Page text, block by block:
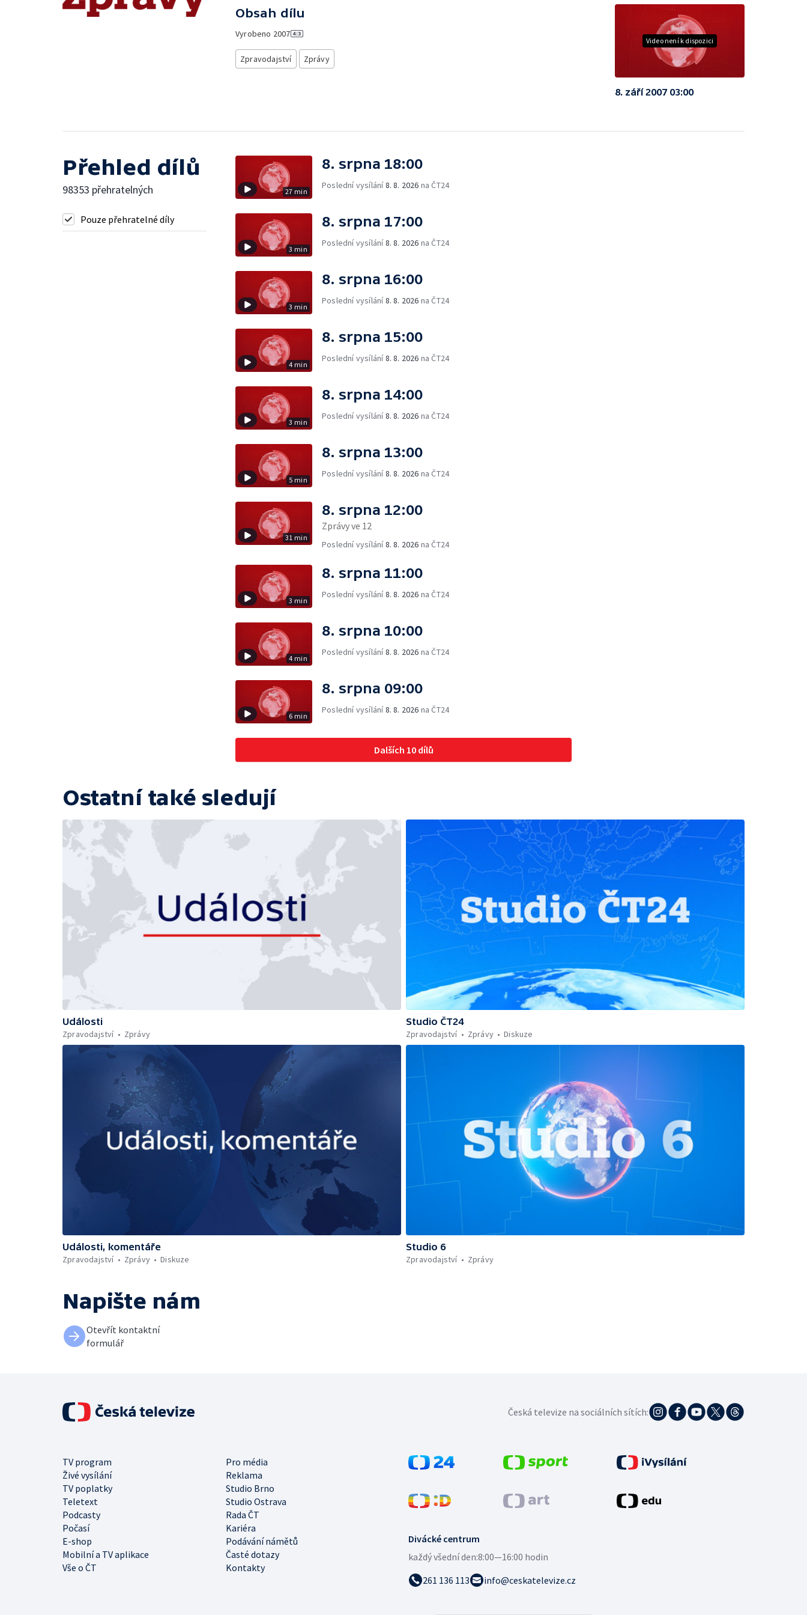
Obsah dílu
Vyrobeno 2007
Zpravodajství Zprávy
Video není k dispozici
8. září 2007 03:00
Přehled dílů
98353 přehratelných
Pouze přehratelné díly
27 min
8. srpna 18:00
Poslední vysílání8. 8. 2026 na ČT24
3 min
8. srpna 17:00
Poslední vysílání8. 8. 2026 na ČT24
3 min
8. srpna 16:00
Poslední vysílání8. 8. 2026 na ČT24
4 min
8. srpna 15:00
Poslední vysílání8. 8. 2026 na ČT24
3 min
8. srpna 14:00
Poslední vysílání8. 8. 2026 na ČT24
5 min
8. srpna 13:00
Poslední vysílání8. 8. 2026 na ČT24
31 min
8. srpna 12:00
Zprávy ve 12
Poslední vysílání8. 8. 2026 na ČT24
3 min
8. srpna 11:00
Poslední vysílání8. 8. 2026 na ČT24
4 min
8. srpna 10:00
Poslední vysílání8. 8. 2026 na ČT24
6 min
8. srpna 09:00
Poslední vysílání8. 8. 2026 na ČT24
Dalších 10 dílů
Ostatní také sledují
Události
Zpravodajství
Zprávy
Studio ČT24
Zpravodajství
Zprávy Diskuze
Události, komentáře
Zpravodajství
Zprávy Diskuze
Studio 6
Zpravodajství
Zprávy
Napište nám
Otevřít kontaktní
formulář
Divácké centrum
každý všední den:8:00—16:00 hodin
261 136 113
info@ceskatelevize.cz
TV program
Pro média
Živé vysílání
Reklama
TV poplatky
Studio Brno
Teletext
Studio Ostrava
Podcasty
Rada ČT
Počasí
Kariéra
E-shop
Podávání námětů
Mobilní a TV aplikace
Časté dotazy
Vše o ČT
Kontakty
Česká televize na sociálních sítích: